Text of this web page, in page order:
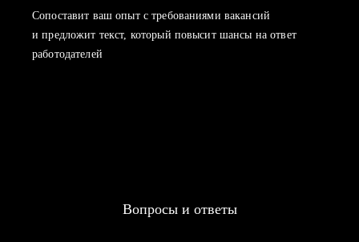
Сопоставит ваш опыт с требованиями вакансий
и предложит текст, который повысит шансы на ответ
работодателей
Вопросы и ответы